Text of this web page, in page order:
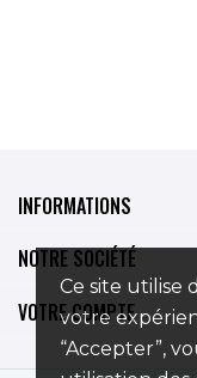
Ce site utilise
votre
“Accepter”,
INFORMATIONS
NOTRE SOCIÉTÉ
VOTRE COMPTE